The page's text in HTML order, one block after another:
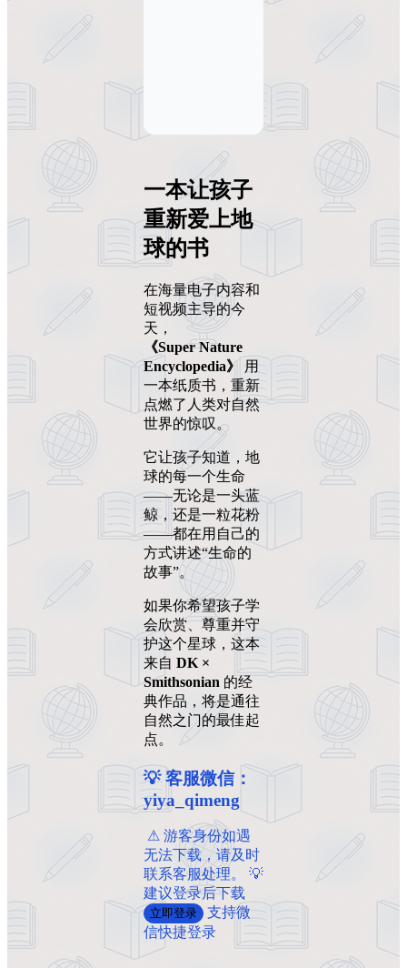
一本让孩子
重新爱上地
球的书
在海量电子内容和
短视频主导的今
天，
《Super Nature
Encyclopedia》
用
一本纸质书，重新
点燃了人类对自然
世界的惊叹。
它让孩子知道，地
球的每一个生命
——无论是一头蓝
鲸，还是一粒花粉
——都在用自己的
方式讲述“生命的
故事”。
如果你希望孩子学
会欣赏、尊重并守
护这个星球，这本
来自 DK ×
Smithsonian 的经
典作品，将是通往
自然之门的最佳起
点。
💡 客服微信：
yiya_qimeng
️ ️⚠ 游客身份如遇
无法下载，请及时
联系客服处理。 💡
建议登录后下载
立即登录
支持微
信快捷登录